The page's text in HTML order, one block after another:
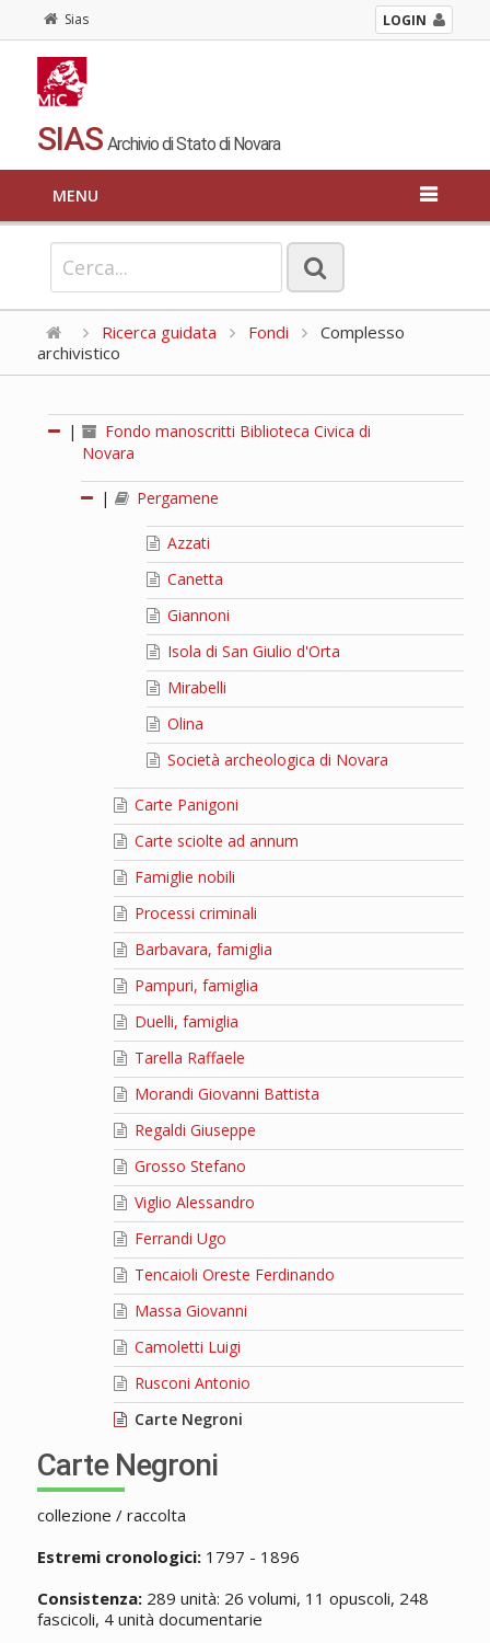
Sias LOGIN
SIAS Archivio di Stato di Novara
MENU
Ricerca guidata Fondi
Complesso
archivistico
|
Fondo manoscritti Biblioteca Civica di
Novara
| Pergamene
Azzati
Canetta
Giannoni
Isola di San Giulio d'Orta
Mirabelli
Olina
Società archeologica di Novara
Carte Panigoni
Carte sciolte ad annum
Famiglie nobili
Processi criminali
Barbavara, famiglia
Pampuri, famiglia
Duelli, famiglia
Tarella Raffaele
Morandi Giovanni Battista
Regaldi Giuseppe
Grosso Stefano
Viglio Alessandro
Ferrandi Ugo
Tencaioli Oreste Ferdinando
Massa Giovanni
Camoletti Luigi
Rusconi Antonio
Carte Negroni
Carte Negroni
collezione / raccolta
Estremi cronologici:1797 - 1896
Consistenza:289 unità: 26 volumi, 11 opuscoli, 248
fascicoli, 4 unità documentarie